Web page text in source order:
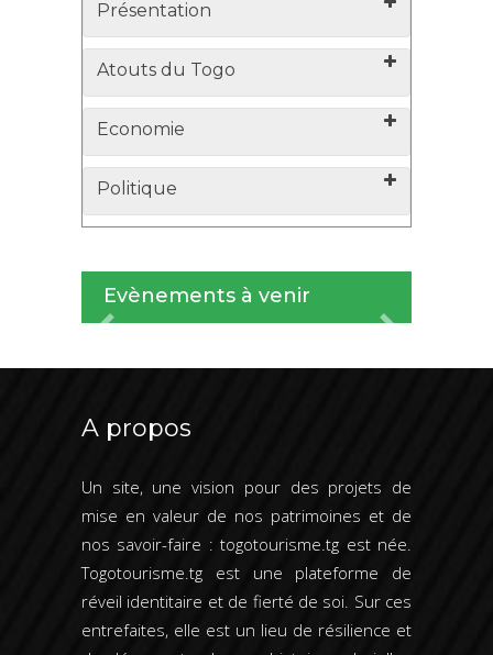
Présentation
Atouts du Togo
Economie
Politique
Evènements à venir
A propos
Un site, une vision pour des projets de
mise en valeur de nos patrimoines et de
nos savoir-faire : togotourisme.tg est née.
Togotourisme.tg est une plateforme de
réveil identitaire et de fierté de soi. Sur ces
entrefaites, elle est un lieu de résilience et